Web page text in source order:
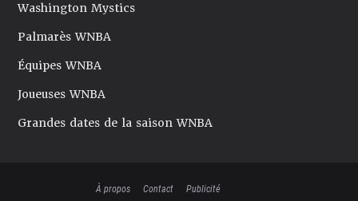
Washington Mystics
Palmarès WNBA
Équipes WNBA
Joueuses WNBA
Grandes dates de la saison WNBA
À propos Contact Publicité